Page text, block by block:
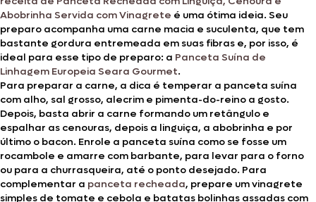
Abobrinha Servida com Vinagrete é uma ótima ideia. Seu
preparo acompanha uma carne macia e suculenta, que tem
bastante gordura entremeada em suas fibras e, por isso, é
ideal para esse tipo de preparo: a Panceta Suína de
Linhagem Europeia Seara Gourmet.
Para preparar a carne, a dica é temperar a panceta suína
com alho, sal grosso, alecrim e pimenta-do-reino a gosto.
Depois, basta abrir a carne formando um retângulo e
espalhar as cenouras, depois a linguiça, a abobrinha e por
último o bacon. Enrole a panceta suína como se fosse um
rocambole e amarre com barbante, para levar para o forno
ou para a churrasqueira, até o ponto desejado. Para
complementar a panceta recheada, prepare um vinagrete
simples de tomate e cebola e batatas bolinhas assadas com